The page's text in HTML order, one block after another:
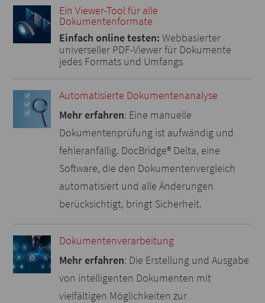
Ein Viewer-Tool für alle
Dokumentenformate
Einfach online testen: Webbasierter
universeller PDF-Viewer für Dokumente
jedes Formats und Umfangs
Automatisierte Dokumentenanalyse
Mehr erfahren: Eine manuelle
Dokumentenprüfung ist aufwändig und
fehleranfällig. DocBridge®Delta, eine
Software, die den Dokumentenvergleich
automatisiert und alle Änderungen
berücksichtigt, bringt Sicherheit.
Dokumentenverarbeitung
Mehr erfahren: Die Erstellung und Ausgabe
von intelligenten Dokumenten mit
vielfältigen Möglichkeiten zur